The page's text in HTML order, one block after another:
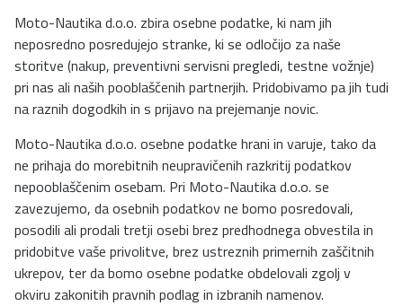
Moto-Nautika d.o.o. zbira osebne podatke, ki nam jih
neposredno posredujejo stranke, ki se odločijo za naše
storitve (nakup, preventivni servisni pregledi, testne vožnje)
pri nas ali naših pooblaščenih partnerjih. Pridobivamo pa jih tudi
na raznih dogodkih in s prijavo na prejemanje novic.
Moto-Nautika d.o.o. osebne podatke hrani in varuje, tako da
ne prihaja do morebitnih neupravičenih razkritij podatkov
nepooblaščenim osebam. Pri Moto-Nautika d.o.o. se
zavezujemo, da osebnih podatkov ne bomo posredovali,
posodili ali prodali tretji osebi brez predhodnega obvestila in
pridobitve vaše privolitve, brez ustreznih primernih zaščitnih
ukrepov, ter da bomo osebne podatke obdelovali zgolj v
okviru zakonitih pravnih podlag in izbranih namenov.